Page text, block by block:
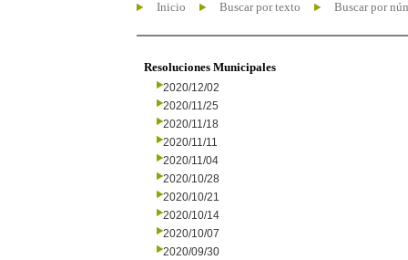
Inicio Buscar por texto Buscar por
Resoluciones Municipales
2020/12/02
2020/11/25
2020/11/18
2020/11/11
2020/11/04
2020/10/28
2020/10/21
2020/10/14
2020/10/07
2020/09/30